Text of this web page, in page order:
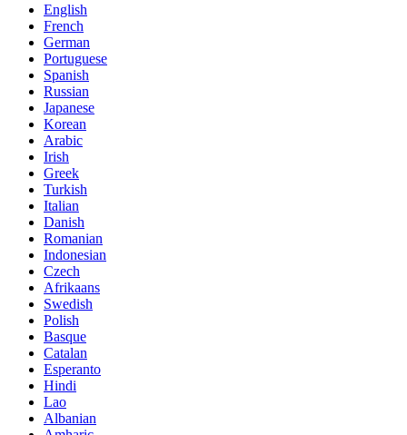
English
French
German
Portuguese
Spanish
Russian
Japanese
Korean
Arabic
Irish
Greek
Turkish
Italian
Danish
Romanian
Indonesian
Czech
Afrikaans
Swedish
Polish
Basque
Catalan
Esperanto
Hindi
Lao
Albanian